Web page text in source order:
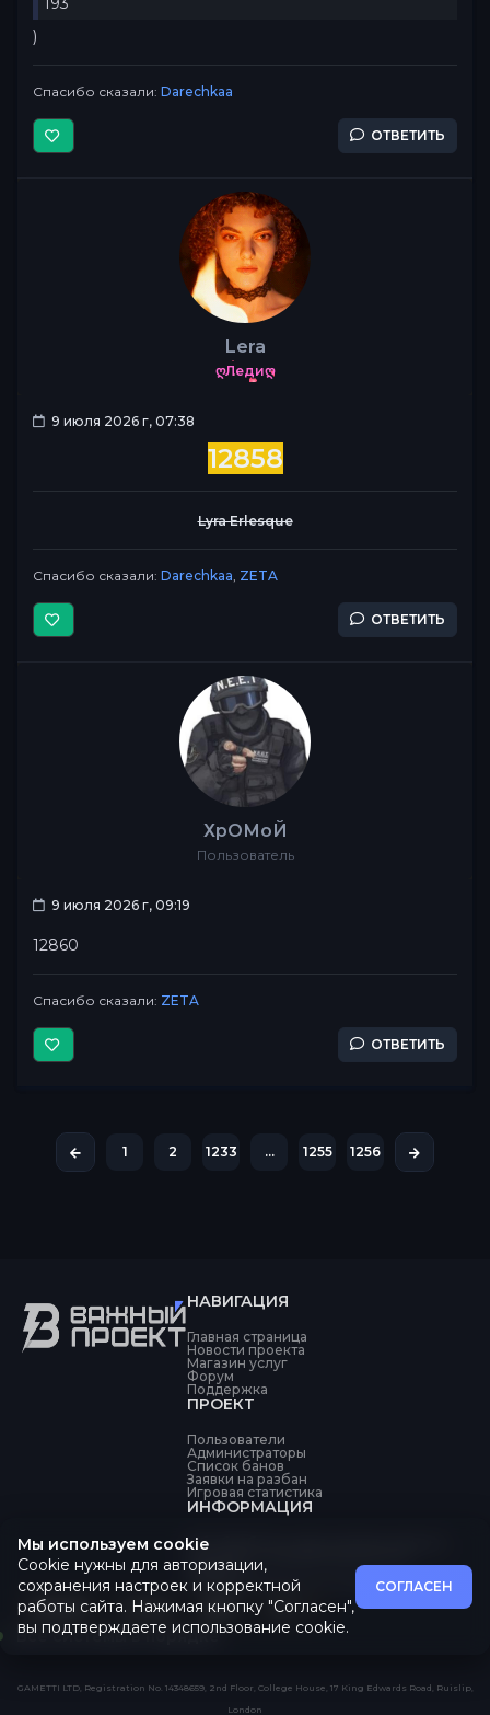
)
Спасибо сказали: Darechkaa
ОТВЕТИТЬ
Lera
ღЛедиღ
9 июля 2026 г, 07:38
12858
Lyra Erlesque
Спасибо сказали: Darechkaa, ZETA
ОТВЕТИТЬ
ХрОМоЙ
Пользователь
9 июля 2026 г, 09:19
12860
Спасибо сказали: ZETA
ОТВЕТИТЬ
1 2 1233 ... 1255 1256
НАВИГАЦИЯ
Главная страница
Новости проекта
Магазин услуг
Форум
Поддержка
ПРОЕКТ
Пользователи
Администраторы
Список банов
Заявки на разбан
Игровая статистика
ИНФОРМАЦИЯ
Об обработке персональных данных
Оферта
Пользовательское соглашение
Все системы в порядке
GAMETTI LTD, Registration No. 14348659, 2nd Floor, College House, 17 King Edwards Road, Ruislip,
London
Мы используем cookie
Cookie нужны для авторизации,
сохранения настроек и корректной
работы сайта. Нажимая кнопку "Согласен",
вы подтверждаете использование cookie.
СОГЛАСЕН